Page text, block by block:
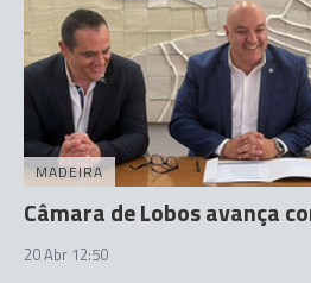
MADEIRA
Câmara de Lobos avança
20 Abr 12:50